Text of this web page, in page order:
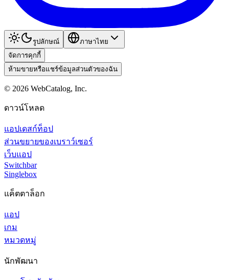
รูปลักษณ์
ภาษาไทย
จัดการคุกกี้
ห้ามขายหรือแชร์ข้อมูลส่วนตัวของฉัน
© 2026 WebCatalog, Inc.
ดาวน์โหลด
แอปเดสก์ท็อป
ส่วนขยายของเบราว์เซอร์
เว็บแอป
Switchbar
Singlebox
แค็ตตาล็อก
แอป
เกม
หมวดหมู่
นักพัฒนา